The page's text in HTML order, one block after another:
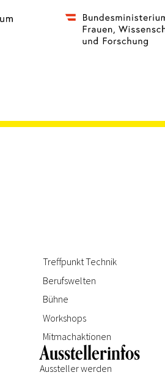
Treffpunkt Technik
Berufswelten
Bühne
Workshops
Mitmachaktionen
Ausstellerinfos
Aussteller werden